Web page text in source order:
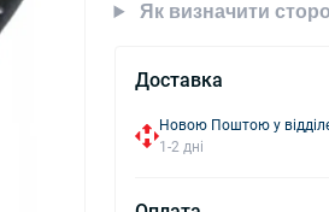
Як визначити
Доставка
Новою Поштою у
1-2 дні